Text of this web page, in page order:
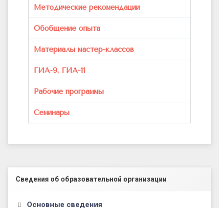
Методические рекомендации
Обобщение опыта
Материалы мастер-классов
ГИА-9, ГИА-11
Рабочие программы
Семинары
Левый сайдбар
Сведения об образовательной организации
Основные сведения